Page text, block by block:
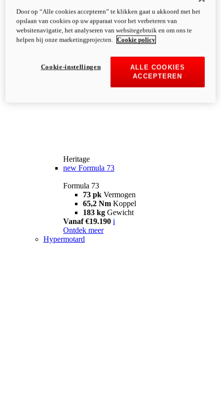
Heritage
new Formula 73
Formula 73
73 pk Vermogen
65,2 Nm Koppel
183 kg Gewicht
Vanaf €19.190 i
Ontdek meer
Hypermotard
Door op “Alle cookies accepteren” te klikken gaat u akkoord met het
opslaan van cookies op uw apparaat voor het verbeteren van
websitenavigatie, het analyseren van websitegebruik en om ons te
helpen bij onze marketingprojecten.
Cookie policy
ALLE COOKIES
ACCEPTEREN
Cookie-instellingen